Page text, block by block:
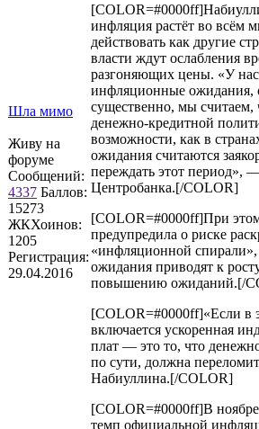
Шла мимо
Живу на
форуме
Сообщений:
4337 Баллов:
15273
ЖКХоинов:
1205
Регистрация:
29.04.2016
инфляция растёт во всём
действовать как другие
власти ждут ослабления
разгоняющих цены. «У
инфляционные ожидания,
существенно, мы считаем,
денежно-кредитной
возможности, как в
ожидания считаются
переждать этот период»,
Центробанка.[/COLOR]
[COLOR=#0000ff]При
предупредила о риске
«инфляционной
ожидания приводят к
повышению ожиданий.[/
[COLOR=#0000ff]«Если в
включается ускоренная
плат — это то, что
по сути, должна
Набиуллина.[/COLOR]
[COLOR=#0000ff]В
темп официальной